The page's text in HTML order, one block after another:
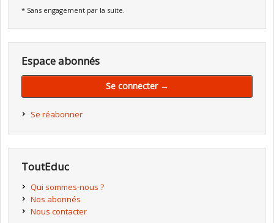
* Sans engagement par la suite.
Espace abonnés
Se connecter →
Se réabonner
ToutEduc
Qui sommes-nous ?
Nos abonnés
Nous contacter